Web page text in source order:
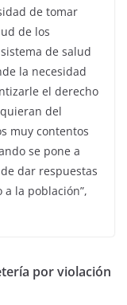
de tomar
de los
de salud
la necesidad
el derecho
del
muy contentos
se pone a
dar respuestas
la población”,
por violación